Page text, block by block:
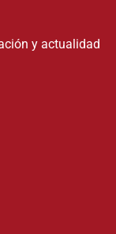
y actualidad